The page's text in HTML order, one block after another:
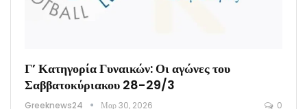
Γ’ Κατηγορία Γυναικών: Οι αγώνες του
Σαββατοκύριακου 28-29/3
Greeknews24 Μαρ 30, 2026 0